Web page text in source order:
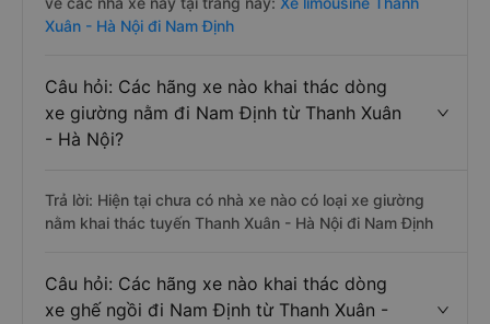
Xuân - Hà Nội đi Nam Định
Câu hỏi: Các hãng xe nào khai thác dòng
xe giường nằm đi Nam Định từ Thanh Xuân
- Hà Nội?
Trả lời: Hiện tại chưa có nhà xe nào có loại xe giường
nằm khai thác tuyến Thanh Xuân - Hà Nội đi Nam Định
Câu hỏi: Các hãng xe nào khai thác dòng
xe ghế ngồi đi Nam Định từ Thanh Xuân -